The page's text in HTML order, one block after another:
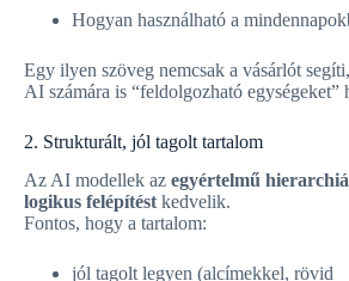
Hogyan használható a
Egy ilyen szöveg nemcsak a vásárlót
AI számára is “feldolgozható egységeket”
2. Strukturált, jól tagolt tartalom
Az AI modellek az egyértelmű
logikus felépítést kedvelik.
Fontos, hogy a tartalom:
jól tagolt legyen (alcímekkel, rövid